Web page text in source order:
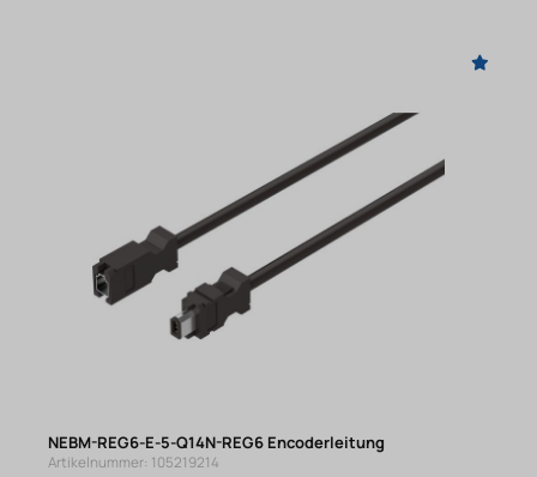
NEBM-REG6-E-5-Q14N-REG6 Encoderleitung
Artikelnummer: 105219214